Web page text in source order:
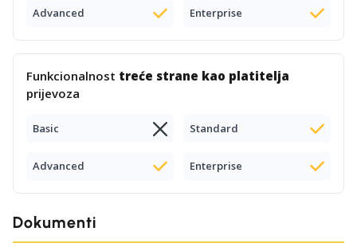
Advanced Enterprise
Funkcionalnost treće strane kao platitelja
prijevoza
Basic Standard
Advanced Enterprise
Dokumenti